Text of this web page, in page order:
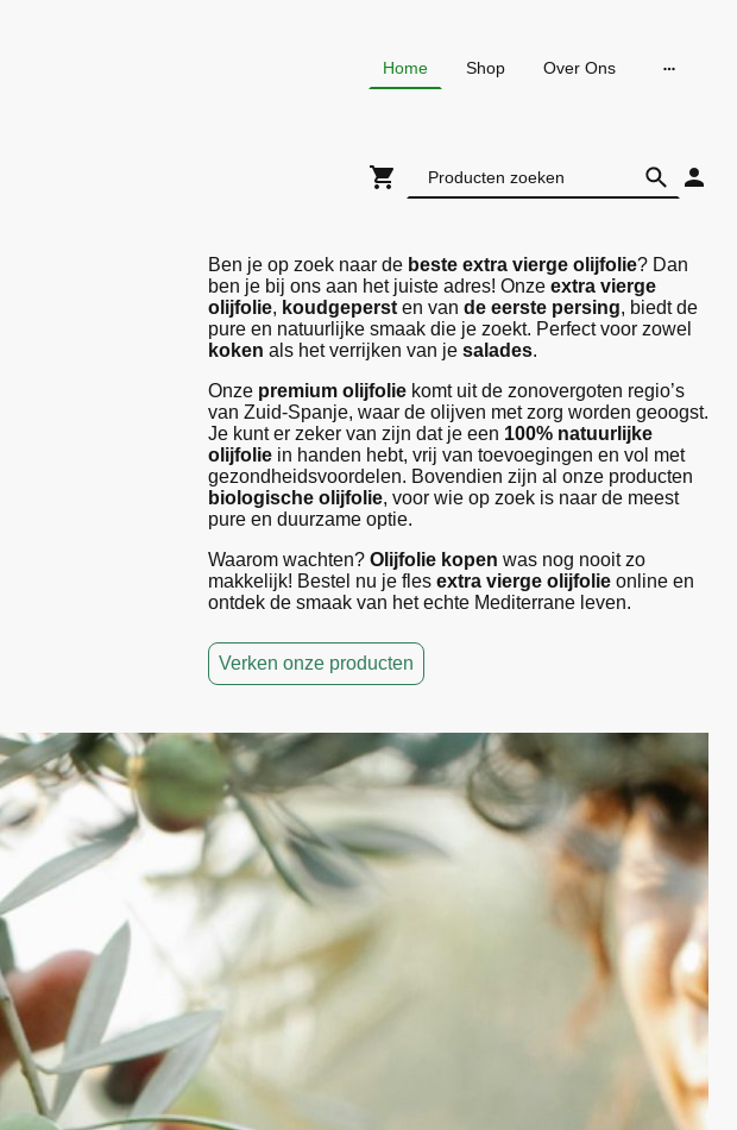
Home Shop Over Ons
Ben je op zoek naar de beste extra vierge olijfolie? Dan
ben je bij ons aan het juiste adres! Onze extra vierge
olijfolie, koudgepersten van de eerste persing, biedt de
pure en natuurlijke smaak die je zoekt. Perfect voor zowel
koken als het verrijken van je salades.
Onze premium olijfoliekomt uit de zonovergoten regio’s
van Zuid-Spanje, waar de olijven met zorg worden geoogst.
Je kunt er zeker van zijn dat je een 100% natuurlijke
olijfoliein handen hebt, vrij van toevoegingen en vol met
gezondheidsvoordelen. Bovendien zijn al onze producten
biologische olijfolie, voor wie op zoek is naar de meest
pure en duurzame optie.
Waarom wachten? Olijfolie kopen was nog nooit zo
makkelijk! Bestel nu je fles extra vierge olijfolieonline en
ontdek de smaak van het echte Mediterrane leven.
Verken onze producten